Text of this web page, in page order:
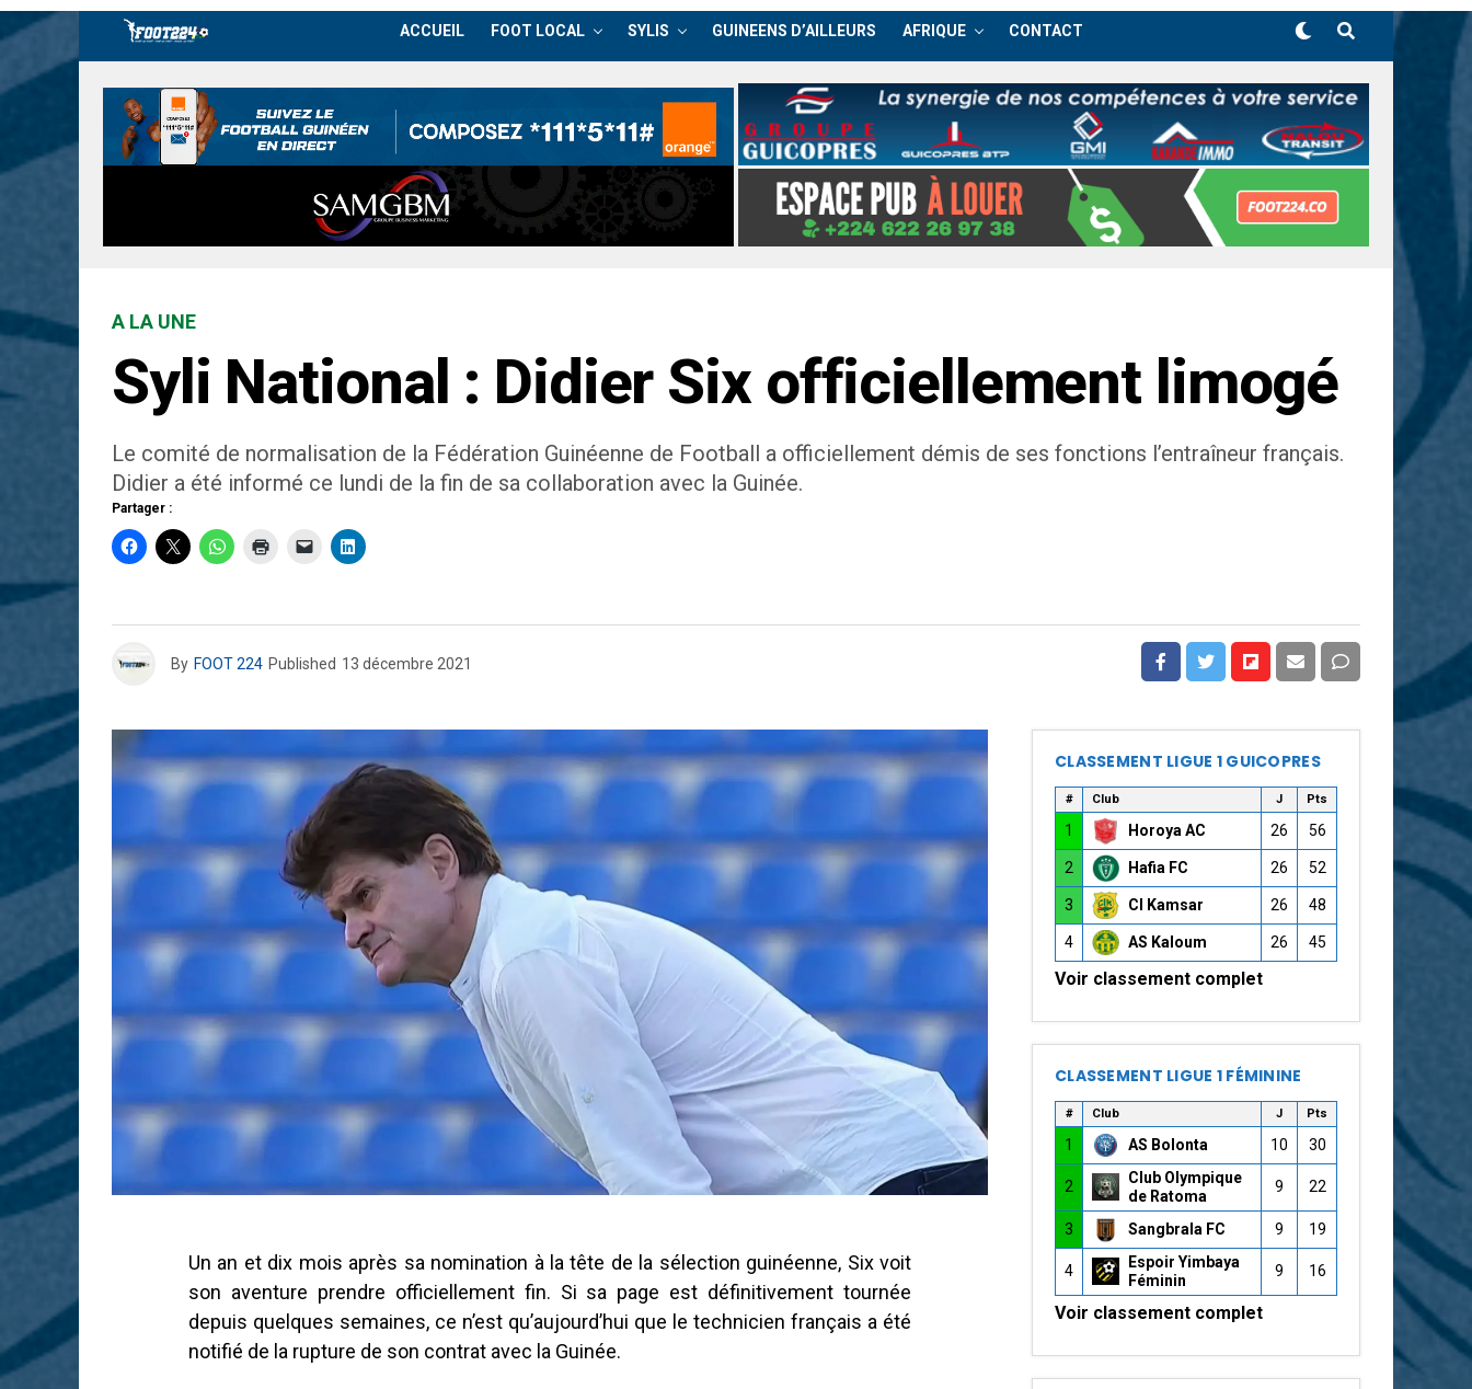
ACCUEIL FOOT LOCAL SYLIS GUINEENS D’AILLEURS AFRIQUE CONTACT
A LA UNE
Syli National : Didier Six officiellement limogé
Le comité de normalisation de la Fédération Guinéenne de Football a officiellement démis de ses fonctions l’entraîneur français.
Didier a été informé ce lundi de la fin de sa collaboration avec la Guinée.
Partager :
By FOOT 224 Published 13 décembre 2021
Un an et dix mois après sa nomination à la tête de la sélection guinéenne, Six voit
son aventure prendre officiellement fin. Si sa page est définitivement tournée
depuis quelques semaines, ce n’est qu’aujourd’hui que le technicien français a été
notifié de la rupture de son contrat avec la Guinée.
CLASSEMENT LIGUE 1 GUICOPRES
# Club J Pts
1 Horoya AC 26 56
2 Hafia FC 26 52
3 CI Kamsar 26 48
4 AS Kaloum 26 45
Voir classement complet
CLASSEMENT LIGUE 1 FÉMININE
# Club J Pts
1 AS Bolonta 10 30
2
Club Olympique
de Ratoma
9 22
3 Sangbrala FC 9 19
4
Espoir Yimbaya
Féminin
9 16
Voir classement complet